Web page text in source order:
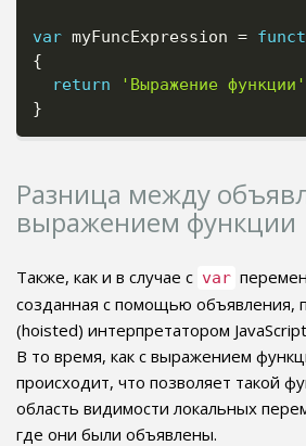
var myFuncExpression =
{
return
'Выражение функции'
}
Разница между
выражением функции
Также, как и в случае с var
созданная с помощью объявления,
(hoisted) интерпретатором
В то время, как с выражением
происходит, что позволяет такой
область видимости локальных
где они были объявлены.